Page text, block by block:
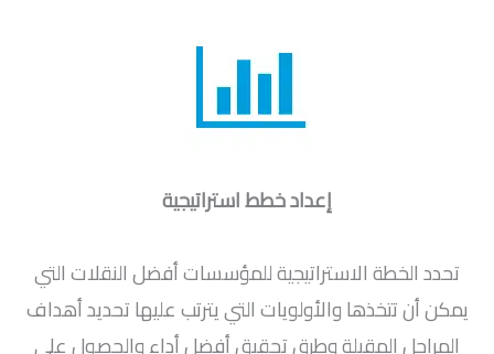
إعداد خطط استراتيجية
تحدد الخطة الاستراتيجية للمؤسسات أفضل النقلات التي
يمكن أن تتخذها والأولويات التي يترتب عليها تحديد أهداف
المراحل المقبلة وطرق تحقيق أفضل أداء والحصول على